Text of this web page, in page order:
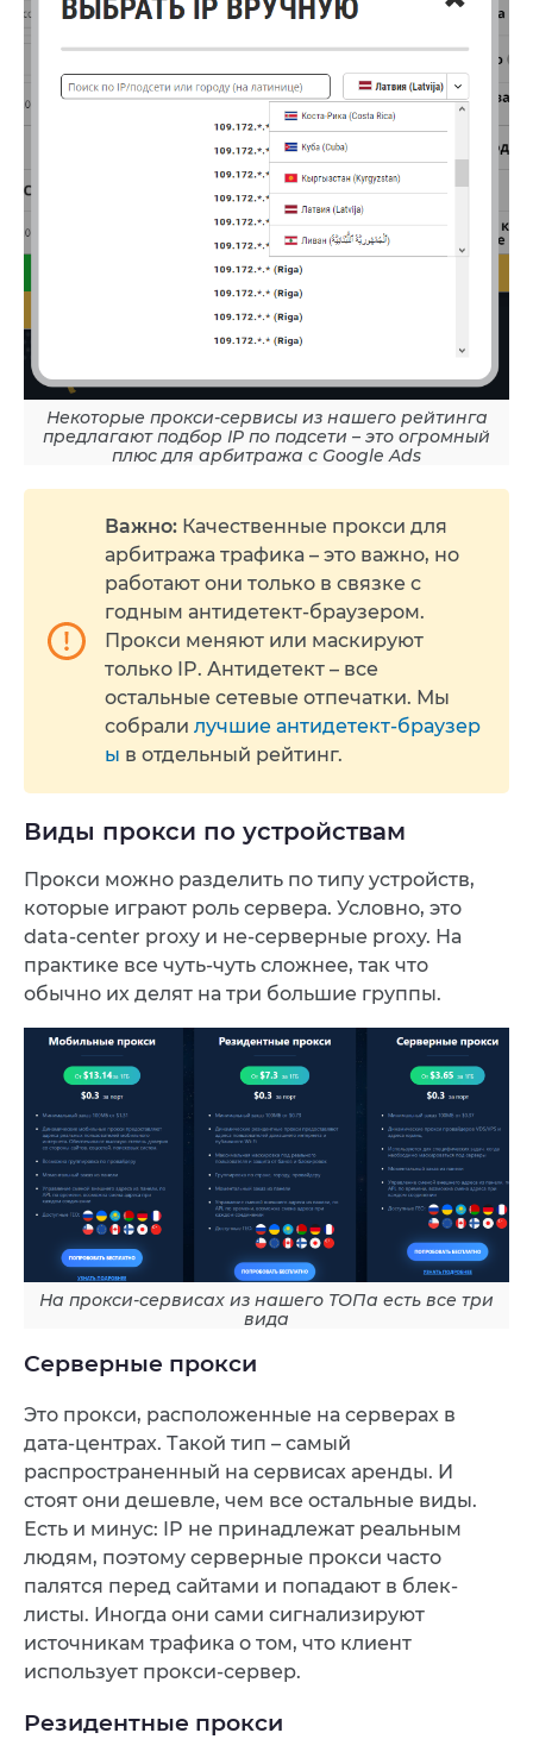
Некоторые прокси-сервисы из нашего рейтинга
предлагают подбор IP по подсети – это огромный
плюс для арбитража с Google Ads
Важно: Качественные прокси для
арбитража трафика – это важно, но
работают они только в связке с
годным антидетект-браузером.
Прокси меняют или маскируют
только IP. Антидетект – все
остальные сетевые отпечатки. Мы
собрали лучшие антидетект-браузер
ы в отдельный рейтинг.
Виды прокси по устройствам
Прокси можно разделить по типу устройств,
которые играют роль сервера. Условно, это
data-center proxy и не-серверные proxy. На
практике все чуть-чуть сложнее, так что
обычно их делят на три большие группы.
На прокси-сервисах из нашего ТОПа есть все три
вида
Серверные прокси
Это прокси, расположенные на серверах в
дата-центрах. Такой тип – самый
распространенный на сервисах аренды. И
стоят они дешевле, чем все остальные виды.
Есть и минус: IP не принадлежат реальным
людям, поэтому серверные прокси часто
палятся перед сайтами и попадают в блек-
листы. Иногда они сами сигнализируют
источникам трафика о том, что клиент
использует прокси-сервер.
Резидентные прокси